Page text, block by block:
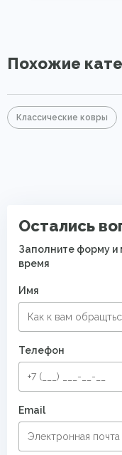
Похожие
Классические ковры
Остались
Заполните форму
время
Имя
Телефон
Email